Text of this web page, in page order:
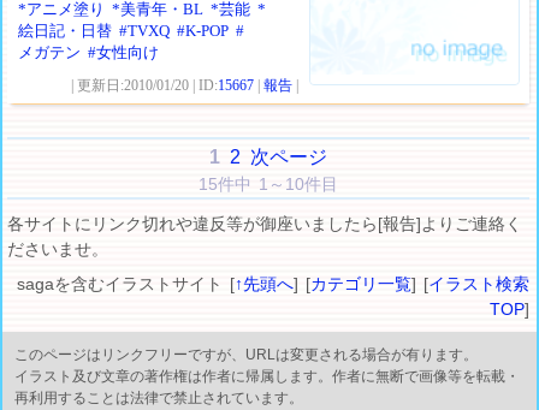
*アニメ塗り
*美青年・BL *芸能 *
絵日記・日替 #TVXQ #K-POP #
メガテン #女性向け
| 更新日:2010/01/20 | ID:15667 |報告
1 2 次ページ
15件中 1～10件目
各サイトにリンク切れや違反等が御座いましたら[報告]よりご連絡く
ださいませ。
sagaを含むイラストサイト [↑先頭へ] [カテゴリ一覧] [イラスト検索
TOP]
このページはリンクフリーですが、URLは変更される場合が有ります。
イラスト及び文章の著作権は作者に帰属します。作者に無断で画像等を転載・
再利用することは法律で禁止されています。